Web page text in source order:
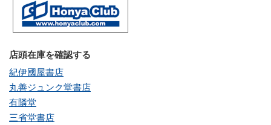
店頭在庫を確認する
紀伊國屋書店
丸善ジュンク堂書店
有隣堂
三省堂書店